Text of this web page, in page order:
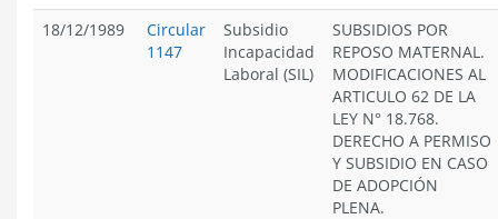
18/12/1989
Circular
1147
Subsidio
Incapacidad
Laboral (SIL)
SUBSIDIOS POR
REPOSO MATERNAL.
MODIFICACIONES AL
ARTICULO 62 DE LA
LEY N° 18.768.
DERECHO A PERMISO
Y SUBSIDIO EN CASO
DE ADOPCIÓN
PLENA.